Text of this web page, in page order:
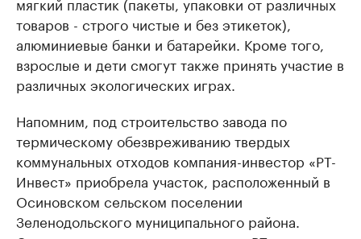
товаров - строго чистые и без этикеток),
алюминиевые банки и батарейки. Кроме того,
взрослые и дети смогут также принять участие в
различных экологических играх.
Напомним, под строительство завода по
термическому обезвреживанию твердых
коммунальных отходов компания-инвестор «РТ-
Инвест» приобрела участок, расположенный в
Осиновском сельском поселении
Зеленодольского муниципального района.